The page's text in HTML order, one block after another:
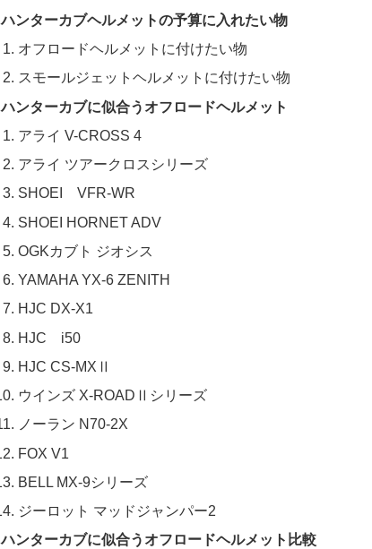
ハンターカブヘルメットの予算に入れたい物
オフロードヘルメットに付けたい物
スモールジェットヘルメットに付けたい物
ハンターカブに似合うオフロードヘルメット
アライ V-CROSS 4
アライ ツアークロスシリーズ
SHOEI VFR-WR
SHOEI HORNET ADV
OGKカブト ジオシス
YAMAHA YX-6 ZENITH
HJC DX-X1
HJC i50
HJC CS-MXⅡ
ウインズ X-ROADⅡシリーズ
ノーラン N70-2X
FOX V1
BELL MX-9シリーズ
ジーロット マッドジャンパー2
ハンターカブに似合うオフロードヘルメット比較